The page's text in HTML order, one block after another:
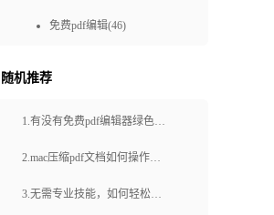
免费pdf编辑(46)
pdf编辑如何做(36)
快速pdf编辑(36)
如何进行PDF在线编辑(36)
随机推荐
1.有没有免费pdf编辑器绿色版
的办公工具？怎么编辑PDF文
2.mac压缩pdf文档如何操作？
pdf文件如何压缩到最小？
3.无需专业技能，如何轻松编